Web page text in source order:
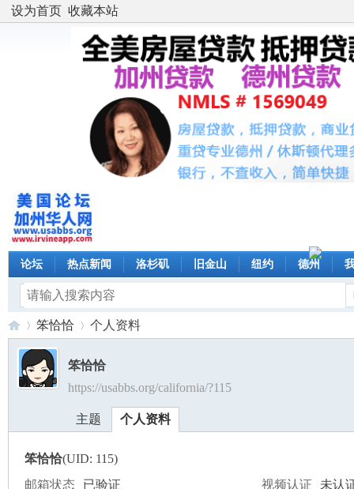
设为首页 收藏本站
论坛 热点新闻 洛杉矶 旧金山 纽约 德州
美›
笨恰恰
›
个人资料
笨恰恰
https://usabbs.org/california/?115
主题 个人资料
笨恰恰(UID: 115)
邮箱状态
已验证 视频认证 未认